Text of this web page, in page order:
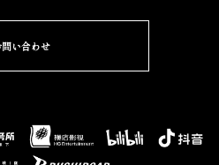
問い合わせ